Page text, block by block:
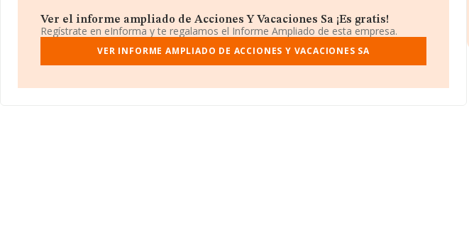
en el ámbito nacional alcanza los 5.912 millones de euros y se calcula un promedio de
facturación de 160 mil euros entre todas las compañías. En relación con la información de la
provincia de Madrid, en la base de datos de INFORMA aparecen 8931 empresas, con ventas
de hasta 3.155 millones de euros. Como información adicional de interés, la media de
antigüedad desde la constitución es de 16 años. Los empleados de media son 2.
Ver el informe ampliado de Acciones Y Vacaciones Sa ¡Es gratis!
Regístrate en eInforma y te regalamos el Informe Ampliado de esta empresa.
VER INFORME AMPLIADO DE ACCIONES Y VACACIONES SA